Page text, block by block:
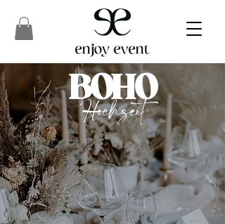
BOHO
Hochzeit